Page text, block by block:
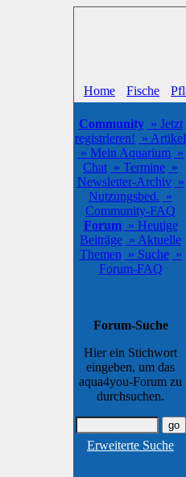
Home Fische
Community » Jetzt
registrieren! » Artikel
» Mein Aquarium »
Chat » Termine »
Newsletter-Archiv »
Nutzungsbed. »
Community-FAQ
Forum » Heutige
Beiträge » Aktuelle
Themen » Suche »
Forum-FAQ
Forum-Suche
Hier ein Stichwort
eingeben, um das
aqua4you-Forum zu
durchsuchen.
Erweiterte Suche